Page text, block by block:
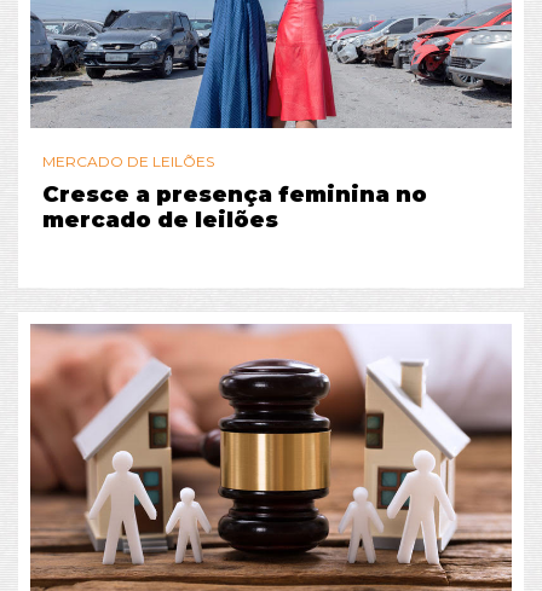
MERCADO DE LEILÕES
Cresce a presença feminina no
mercado de leilões